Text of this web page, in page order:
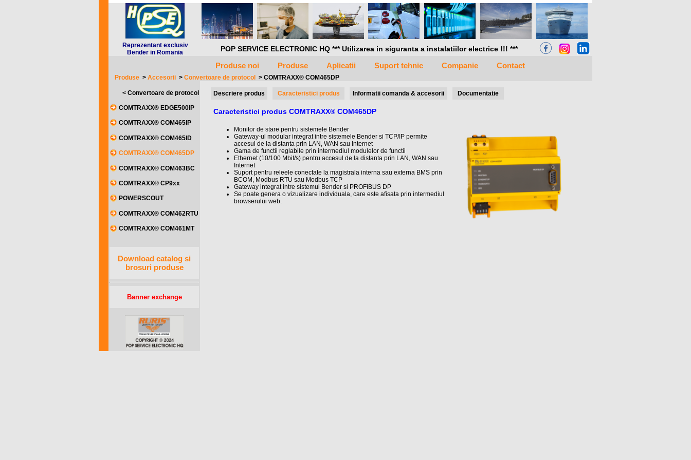
Reprezentant exclusiv
Bender in Romania
POP SERVICE ELECTRONIC HQ *** Utilizarea in siguranta a instalatiilor electrice !!! ***
Produse noi Produse Aplicatii Suport tehnic Companie Contact
Produse > Accesorii > Convertoare de protocol > COMTRAXX® COM465DP
< Convertoare de protocol
COMTRAXX® EDGE500IP
COMTRAXX® COM465IP
COMTRAXX® COM465ID
COMTRAXX® COM465DP
COMTRAXX® COM463BC
COMTRAXX® CP9xx
POWERSCOUT
COMTRAXX® COM462RTU
COMTRAXX® COM461MT
Download catalog si
brosuri produse
Banner exchange
Descriere produs Caracteristici produs Informatii comanda & accesorii Documentatie
Caracteristici produs COMTRAXX® COM465DP
Monitor de stare pentru sistemele Bender
Gateway-ul modular integrat intre sistemele Bender si TCP/IP permite
accesul de la distanta prin LAN, WAN sau Internet
Gama de functii reglabile prin intermediul modulelor de functii
Ethernet (10/100 Mbit/s) pentru accesul de la distanta prin LAN, WAN sau
Internet
Suport pentru releele conectate la magistrala interna sau externa BMS prin
BCOM, Modbus RTU sau Modbus TCP
Gateway integrat intre sistemul Bender si PROFIBUS DP
Se poate genera o vizualizare individuala, care este afisata prin intermediul
browserului web.